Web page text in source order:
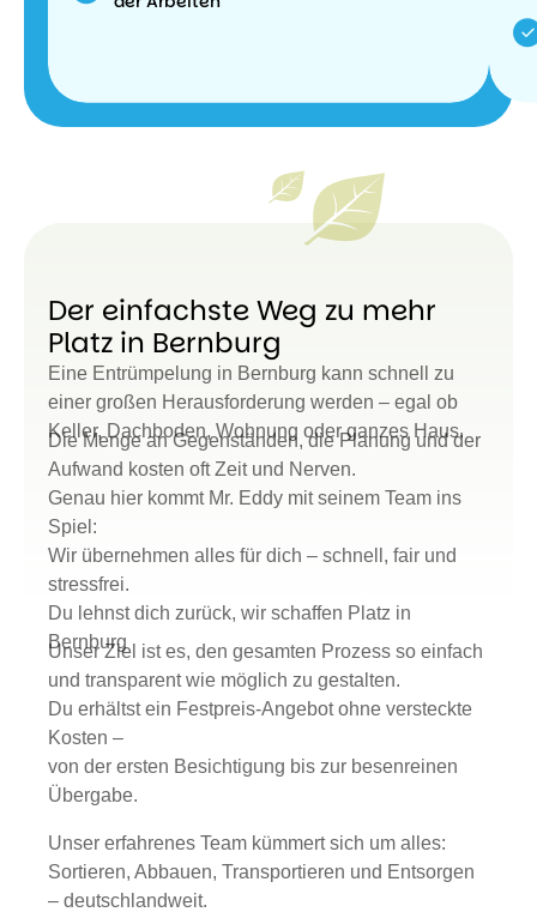
Der einfachste Weg zu mehr
Platz in Bernburg
Eine Entrümpelung in Bernburg kann schnell zu
einer großen Herausforderung werden – egal ob
Keller, Dachboden, Wohnung oder ganzes Haus.
Die Menge an Gegenständen, die Planung und der
Aufwand kosten oft Zeit und Nerven.
Genau hier kommt Mr. Eddy mit seinem Team ins
Spiel:
Wir übernehmen alles für dich – schnell, fair und
stressfrei.
Du lehnst dich zurück, wir schaffen Platz in
Bernburg
Unser Ziel ist es, den gesamten Prozess so einfach
und transparent wie möglich zu gestalten.
Du erhältst ein Festpreis-Angebot ohne versteckte
Kosten –
von der ersten Besichtigung bis zur besenreinen
Übergabe.
Unser erfahrenes Team kümmert sich um alles:
Sortieren, Abbauen, Transportieren und Entsorgen
– deutschlandweit.